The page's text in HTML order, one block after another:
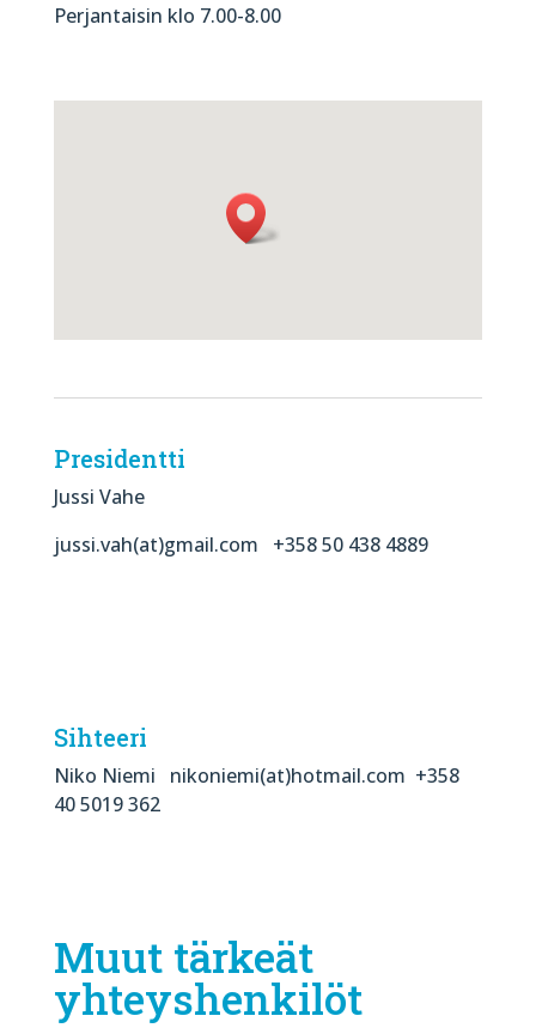
Perjantaisin klo 7.00-8.00
Presidentti
Jussi Vahe
jussi.vah(at)gmail.com +358 50 438 4889
Sihteeri
Niko Niemi nikoniemi(at)hotmail.com +358
40 5019 362
Muut tärkeät
yhteyshenkilöt